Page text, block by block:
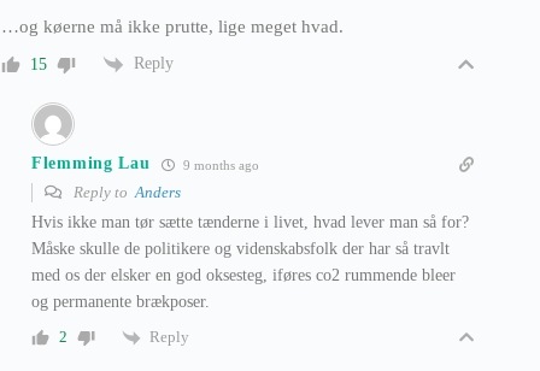
…og køerne må ikke prutte, lige meget hvad.
15 Reply
Flemming Lau 9 months ago
Reply to Anders
Hvis ikke man tør sætte tænderne i livet, hvad lever man så for?
Måske skulle de politikere og videnskabsfolk der har så travlt
med os der elsker en god oksesteg, iføres co2 rummende bleer
og permanente brækposer.
2
Reply